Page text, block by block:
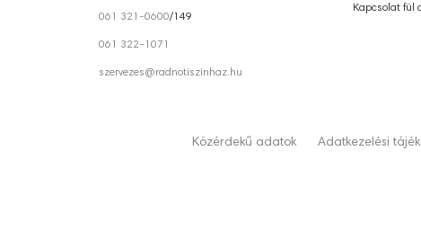
061 321-0600/149
061 322-1071
szervezes@radnotiszinhaz.hu
Kapcsolat fül
Közérdekű adatok Adatkezelési